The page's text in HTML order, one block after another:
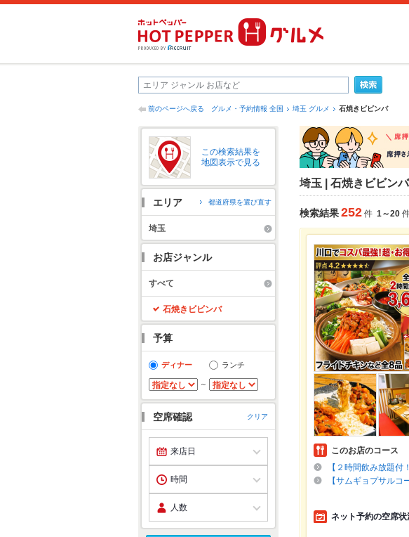
前のページへ戻る グルメ・予約情報 全国 埼玉 グルメ 石焼きビビンバ
この検索結果を
地図表示で見る
エリア 都道府県を選び直す
埼玉
お店ジャンル
すべて
石焼きビビンバ
予算
ディナー ランチ
～
空席確認 クリア
埼玉 | 石焼きビビン
検索結果252 件 1～20
このお店のコース
【２時間飲み放題
【サムギョプサル
ネット予約の空席状